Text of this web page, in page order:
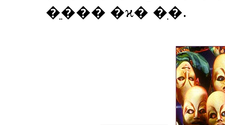
�ֵ��� �ϰ� �ִ�.